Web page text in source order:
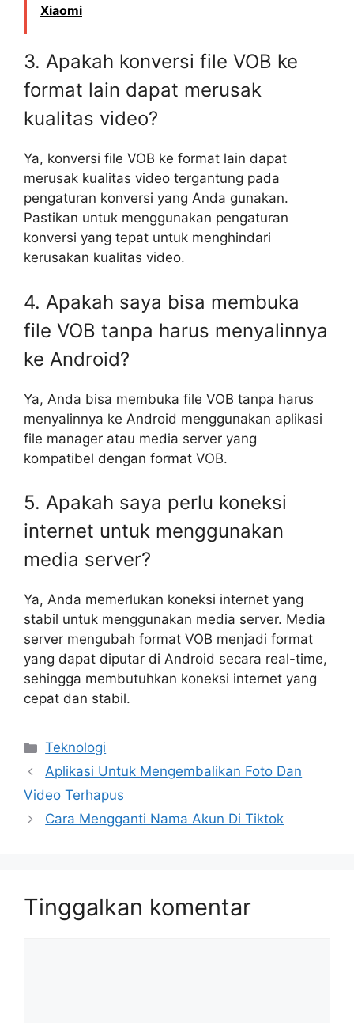
Xiaomi
3. Apakah konversi file VOB ke
format lain dapat merusak
kualitas video?
Ya, konversi file VOB ke format lain dapat
merusak kualitas video tergantung pada
pengaturan konversi yang Anda gunakan.
Pastikan untuk menggunakan pengaturan
konversi yang tepat untuk menghindari
kerusakan kualitas video.
4. Apakah saya bisa membuka
file VOB tanpa harus menyalinnya
ke Android?
Ya, Anda bisa membuka file VOB tanpa harus
menyalinnya ke Android menggunakan aplikasi
file manager atau media server yang
kompatibel dengan format VOB.
5. Apakah saya perlu koneksi
internet untuk menggunakan
media server?
Ya, Anda memerlukan koneksi internet yang
stabil untuk menggunakan media server. Media
server mengubah format VOB menjadi format
yang dapat diputar di Android secara real-time,
sehingga membutuhkan koneksi internet yang
cepat dan stabil.
Kategori
Teknologi
Aplikasi Untuk Mengembalikan Foto Dan
Video Terhapus
Cara Mengganti Nama Akun Di Tiktok
Tinggalkan komentar